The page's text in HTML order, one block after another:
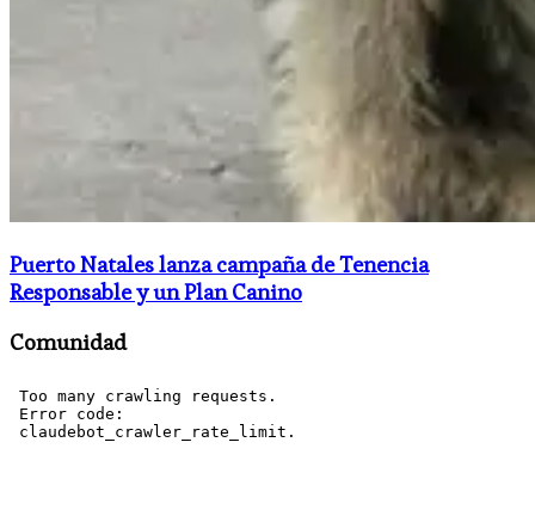
Puerto Natales lanza campaña de Tenencia
Responsable y un Plan Canino
Comunidad